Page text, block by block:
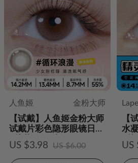
人鱼姬
金粉大师
【试戴】人鱼姬金粉大师
试戴片彩色隐形眼镜日抛
2片装-循环浪漫
US $3.98 US $6.00
【
水
2
US